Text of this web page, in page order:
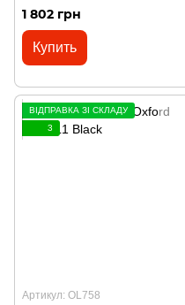
1 802 грн
Купить
ВІДПРАВКА ЗІ СКЛАДУ
3
Артикул: OL758